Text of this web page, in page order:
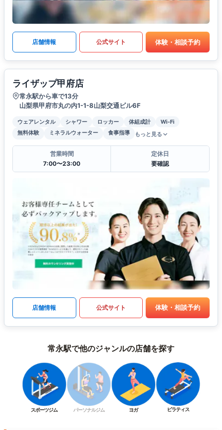
店舗情報 公式サイト 体験・相談予約
ライザップ甲府店
常永駅から車で13分
山梨県甲府市丸の内1-1-8山梨交通ビル6F
ウェアレンタル シャワー ロッカー 体組成計
Wi-Fi
無料体験
ミネラルウォーター 食事指導 もっと見る
営業時間
7:00〜23:00
定休日
要確認
店舗情報 公式サイト 体験・相談予約
常永駅で他のジャンルの店舗を探す
スポーツジム パーソナルジム ヨガ ピラティス